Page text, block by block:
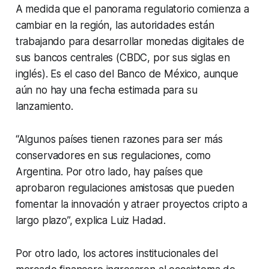
A medida que el panorama regulatorio comienza a
cambiar en la región, las autoridades están
trabajando para desarrollar monedas digitales de
sus bancos centrales (CBDC, por sus siglas en
inglés). Es el caso del Banco de México, aunque
aún no hay una fecha estimada para su
lanzamiento.
“Algunos países tienen razones para ser más
conservadores en sus regulaciones, como
Argentina. Por otro lado, hay países que
aprobaron regulaciones amistosas que pueden
fomentar la innovación y atraer proyectos cripto a
largo plazo”, explica Luiz Hadad.
Por otro lado, los actores institucionales del